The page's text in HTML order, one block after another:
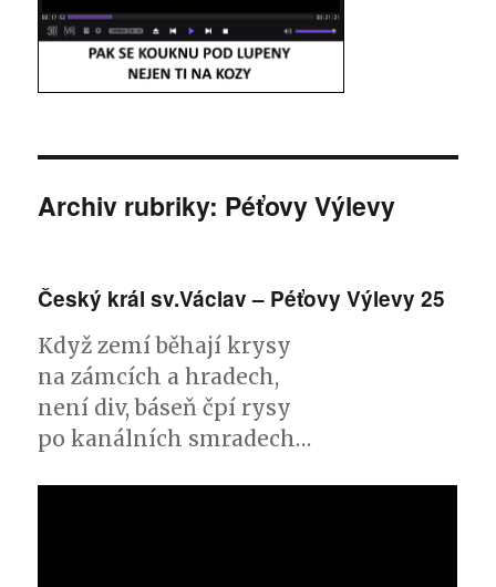
Archiv rubriky: Péťovy Výlevy
Český král sv.Václav – Péťovy Výlevy 25
Když zemí běhají krysy
na zámcích a hradech,
není div, báseň čpí rysy
po kanálních smradech…